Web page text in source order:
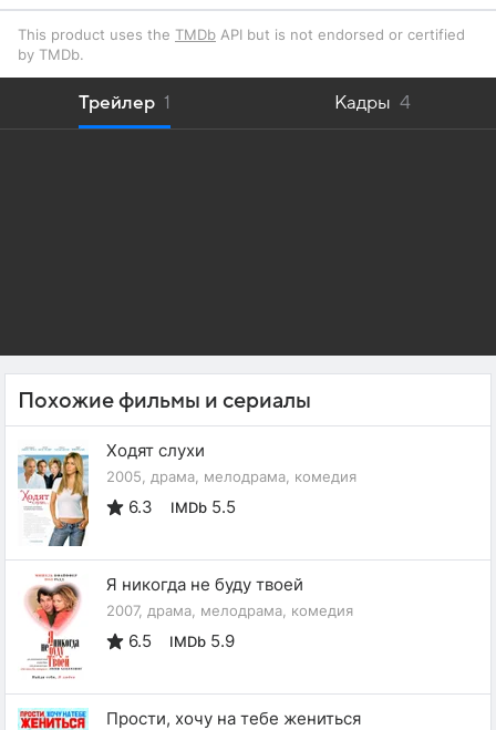
This product uses the TMDb API but is not endorsed or certified
by TMDb.
Трейлер 1 Кадры 4
Похожие фильмы и сериалы
Ходят слухи
2005, драма, мелодрама, комедия
6.3 IMDb 5.5
Я никогда не буду твоей
2007, драма, мелодрама, комедия
6.5 IMDb 5.9
Прости, хочу на тебе жениться